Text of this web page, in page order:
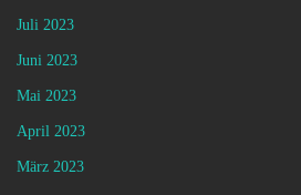
Juli 2023
Juni 2023
Mai 2023
April 2023
März 2023